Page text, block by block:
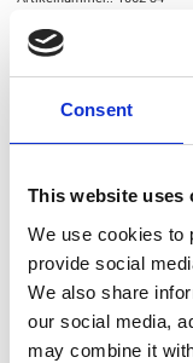
Consent
This website uses
We use cookies to
provide social
We also share
our social media,
may combine it